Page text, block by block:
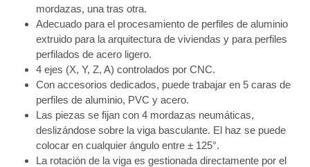
mordazas, una tras otra.
Adecuado para el procesamiento de perfiles de aluminio
extruido para la arquitectura de viviendas y para perfiles
perfilados de acero ligero.
4 ejes (X, Y, Z, A) controlados por CNC.
Con accesorios dedicados, puede trabajar en 5 caras de
perfiles de aluminio, PVC y acero.
Las piezas se fijan con 4 mordazas neumáticas,
deslizándose sobre la viga basculante. El haz se puede
colocar en cualquier ángulo entre ± 125°.
La rotación de la viga es gestionada directamente por el